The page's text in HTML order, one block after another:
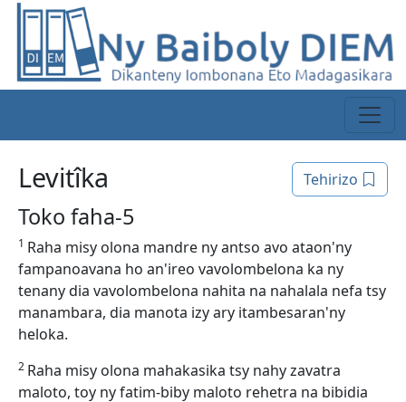
Tehirizo
Levitîka
Toko faha-5
1 Raha misy olona mandre ny antso avo ataon'ny
fampanoavana ho an'ireo vavolombelona ka ny
tenany dia vavolombelona nahita na nahalala nefa tsy
manambara, dia manota izy ary itambesaran'ny
heloka.
2 Raha misy olona mahakasika tsy nahy zavatra
maloto, toy ny fatim-biby maloto rehetra na bibidia